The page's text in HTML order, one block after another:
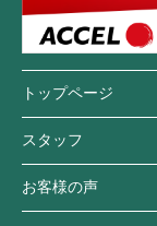
トップページ
スタッフ
お客様の声